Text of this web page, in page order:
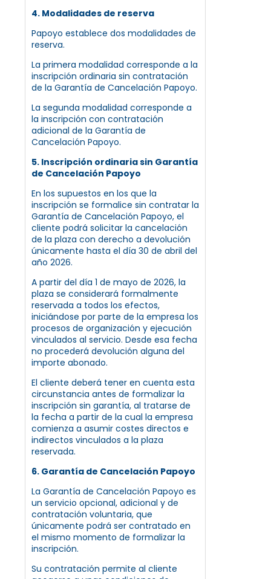
4. Modalidades de reserva
Papoyo establece dos modalidades de
reserva.
La primera modalidad corresponde a la
inscripción ordinaria sin contratación
de la Garantía de Cancelación Papoyo.
La segunda modalidad corresponde a
la inscripción con contratación
adicional de la Garantía de
Cancelación Papoyo.
5. Inscripción ordinaria sin Garantía
de Cancelación Papoyo
En los supuestos en los que la
inscripción se formalice sin contratar la
Garantía de Cancelación Papoyo, el
cliente podrá solicitar la cancelación
de la plaza con derecho a devolución
únicamente hasta el día 30 de abril del
año 2026.
A partir del día 1 de mayo de 2026, la
plaza se considerará formalmente
reservada a todos los efectos,
iniciándose por parte de la empresa los
procesos de organización y ejecución
vinculados al servicio. Desde esa fecha
no procederá devolución alguna del
importe abonado.
El cliente deberá tener en cuenta esta
circunstancia antes de formalizar la
inscripción sin garantía, al tratarse de
la fecha a partir de la cual la empresa
comienza a asumir costes directos e
indirectos vinculados a la plaza
reservada.
6. Garantía de Cancelación Papoyo
La Garantía de Cancelación Papoyo es
un servicio opcional, adicional y de
contratación voluntaria, que
únicamente podrá ser contratado en
el mismo momento de formalizar la
inscripción.
Su contratación permite al cliente